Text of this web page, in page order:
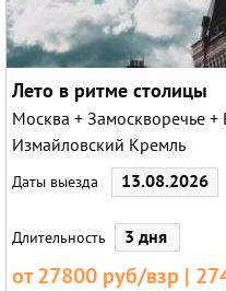
Лето в ритме столицы
Москва + Замоскворечье
Измайловский Кремль
Даты выезда 13.08.2026
Длительность 3 дня
от 27800 руб/взр |